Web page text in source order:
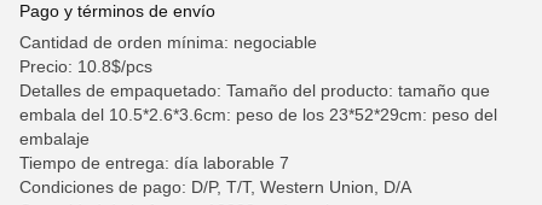
Pago y términos de envío
Cantidad de orden mínima: negociable
Precio: 10.8$/pcs
Detalles de empaquetado: Tamaño del producto: tamaño que
embala del 10.5*2.6*3.6cm: peso de los 23*52*29cm: peso del
embalaje
Tiempo de entrega: día laborable 7
Condiciones de pago: D/P, T/T, Western Union, D/A